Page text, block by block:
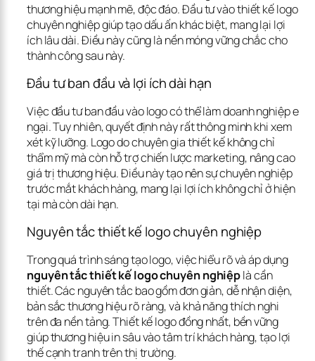
thương hiệu mạnh mẽ, độc đáo. Đầu tư vào thiết kế logo
chuyên nghiệp giúp tạo dấu ấn khác biệt, mang lại lợi
ích lâu dài. Điều này cũng là nền móng vững chắc cho
thành công sau này.
Đầu tư ban đầu và lợi ích dài hạn
Việc đầu tư ban đầu vào logo có thể làm doanh nghiệp e
ngại. Tuy nhiên, quyết định này rất thông minh khi xem
xét kỹ lưỡng. Logo do chuyên gia thiết kế không chỉ
thẩm mỹ mà còn hỗ trợ chiến lược marketing, nâng cao
giá trị thương hiệu. Điều này tạo nên sự chuyên nghiệp
trước mắt khách hàng, mang lại lợi ích không chỉ ở hiện
tại mà còn dài hạn.
Nguyên tắc thiết kế logo chuyên nghiệp
Trong quá trình sáng tạo logo, việc hiểu rõ và áp dụng
nguyên tắc thiết kế logo chuyên nghiệp là cần
thiết. Các nguyên tắc bao gồm đơn giản, dễ nhận diện,
bản sắc thương hiệu rõ ràng, và khả năng thích nghi
trên đa nền tảng. Thiết kế logo đồng nhất, bền vững
giúp thương hiệu in sâu vào tâm trí khách hàng, tạo lợi
thế cạnh tranh trên thị trường.